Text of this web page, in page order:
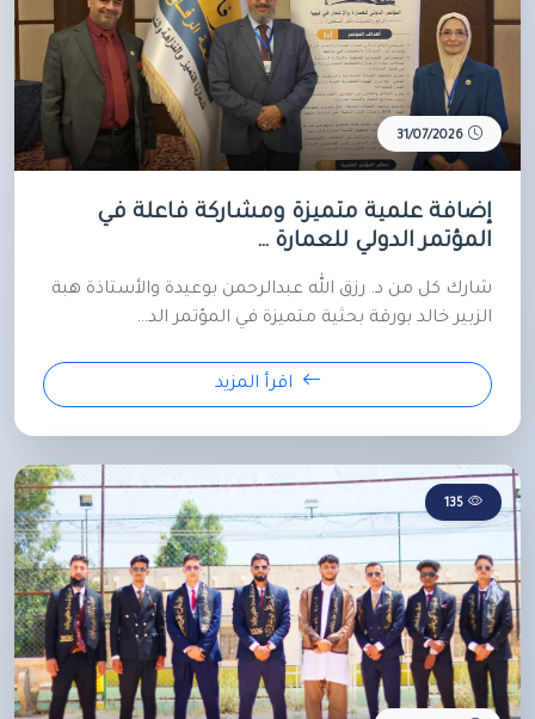
31/07/2026
إضافة علمية متميزة ومشاركة فاعلة في
المؤتمر الدولي للعمارة …
شارك كل من د. رزق الله عبدالرحمن بوعيدة والأستاذة هبة
الزبير خالد بورقة بحثية متميزة في المؤتمر الد…
اقرأ المزيد
135